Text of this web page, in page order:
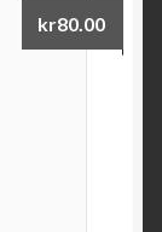
kr80.00